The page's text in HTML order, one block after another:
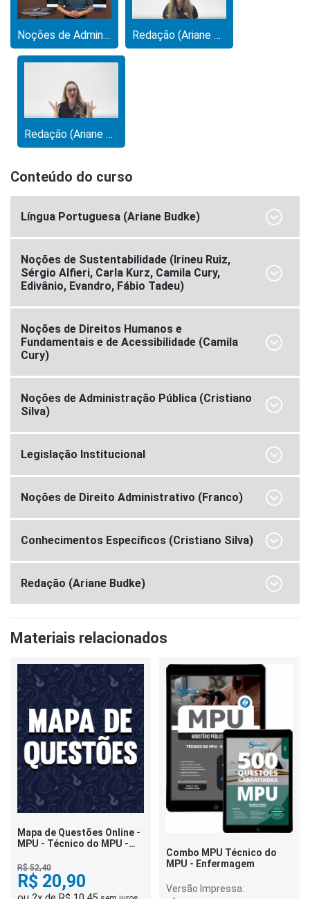
Noções de Administração Pública (Cristiano Silva) Redação (Ariane Budke)
Redação (Ariane Budke)
Conteúdo do curso
Língua Portuguesa (Ariane Budke)
Noções de Sustentabilidade (Irineu Ruiz,
Sérgio Alfieri, Carla Kurz, Camila Cury,
Edivânio, Evandro, Fábio Tadeu)
Noções de Direitos Humanos e
Fundamentais e de Acessibilidade (Camila
Cury)
Noções de Administração Pública (Cristiano
Silva)
Legislação Institucional
Noções de Direito Administrativo (Franco)
Conhecimentos Específicos (Cristiano Silva)
Redação (Ariane Budke)
Materiais relacionados
Mapa de Questões Online -
MPU - Técnico do MPU -
Questões
R$ 52,40
R$ 20,90
Combo MPU Técnico do
MPU - Enfermagem
Versão Impressa: